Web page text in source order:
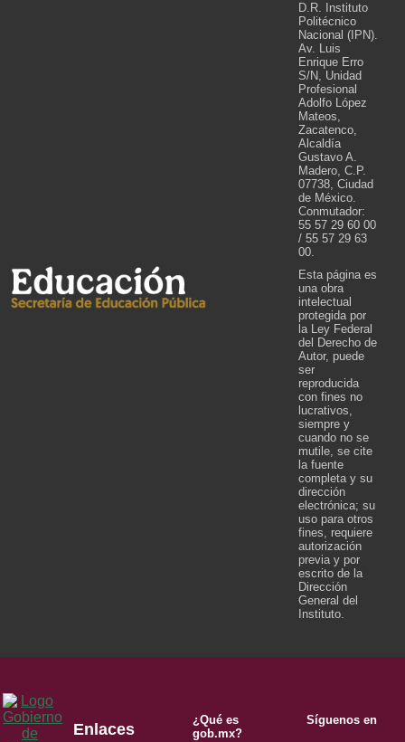
D.R. Instituto
Politécnico
Nacional (IPN).
Av. Luis
Enrique Erro
S/N, Unidad
Profesional
Adolfo López
Mateos,
Zacatenco,
Alcaldía
Gustavo A.
Madero, C.P.
07738, Ciudad
de México.
Conmutador:
55 57 29 60 00
/ 55 57 29 63
00.
Esta página es
una obra
intelectual
protegida por
la Ley Federal
del Derecho de
Autor, puede
ser
reproducida
con fines no
lucrativos,
siempre y
cuando no se
mutile, se cite
la fuente
completa y su
dirección
electrónica; su
uso para otros
fines, requiere
autorización
previa y por
escrito de la
Dirección
General del
Instituto.
Enlaces
¿Qué es
gob.mx?
Síguenos en